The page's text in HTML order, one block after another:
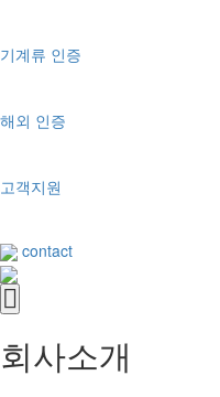
기계류 인증
해외 인증
고객지원
contact
회사소개